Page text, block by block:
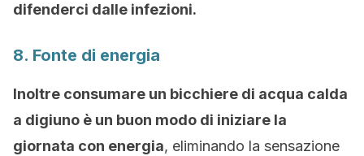
difenderci dalle infezioni.
8. Fonte di energia
Inoltre consumare un bicchiere di acqua calda
a digiuno è un buon modo di iniziare la
giornata con energia, eliminando la sensazione